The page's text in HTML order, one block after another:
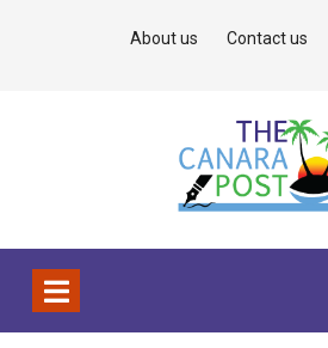
About us Contact us